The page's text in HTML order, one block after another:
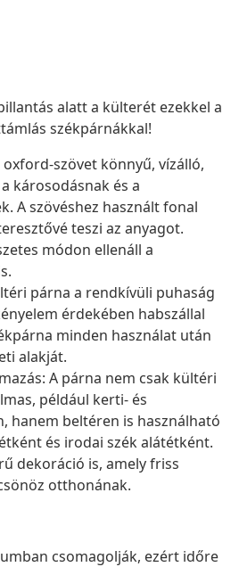
alatt a külterét ezekkel a
székpárnákkal!
oxford-szövet könnyű, vízálló,
károsodásnak és a
A szövéshez használt fonal
teszi az anyagot.
módon ellenáll a
párna a rendkívüli puhaság
érdekében habszállal
minden használat után
alakját.
A párna nem csak kültéri
például kerti- és
hanem beltéren is használható
és irodai szék alátétként.
dekoráció is, amely friss
otthonának.
csomagolják, ezért időre